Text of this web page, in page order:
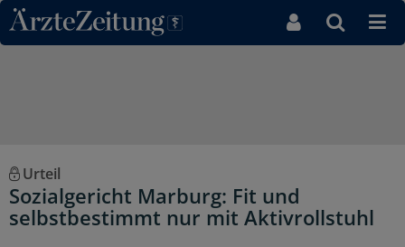
Direkt zum Inhaltsbereich
Urteil
Sozialgericht Marburg: Fit und
selbstbestimmt nur mit Aktivrollstuhl